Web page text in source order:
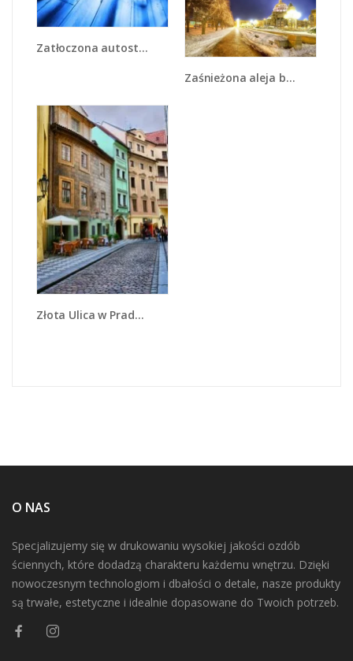
Zatłoczona autostrada w ruchu - AM028
Zaśnieżona aleja bostońska - AM317
Złota Ulica w Pradze - AM524
O NAS
Specjalizujemy się w drukowaniu wysokiej jakości ozdób
ściennych, które dodadzą charakteru każdemu wnętrzu. Dzięki
nowoczesnym technologiom i dbałości o detale, nasze produkty
są trwałe, estetyczne i idealnie dopasowane do Twoich potrzeb.